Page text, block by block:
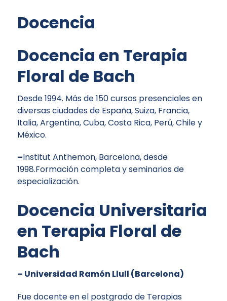
Docencia
Docencia en Terapia
Floral de Bach
Desde 1994. Más de 150 cursos presenciales en
diversas ciudades de España, Suiza, Francia,
Italia, Argentina, Cuba, Costa Rica, Perú, Chile y
México.
–Institut Anthemon, Barcelona, desde
1998.Formación completa y seminarios de
especialización.
Docencia Universitaria
en Terapia Floral de
Bach
– Universidad Ramón Llull (Barcelona)
Fue docente en el postgrado de Terapias